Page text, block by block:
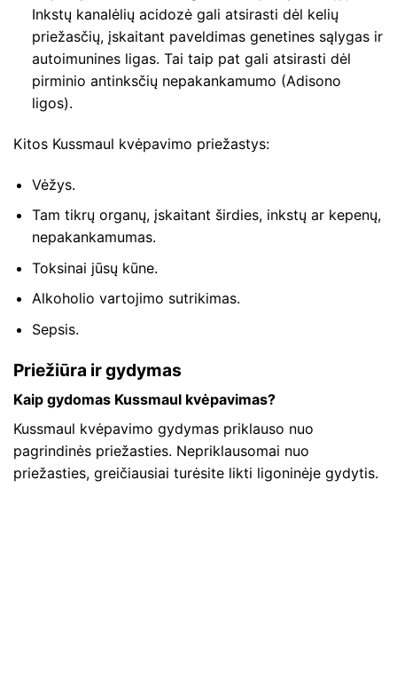
Inkstų kanalėlių acidozė gali atsirasti dėl kelių
priežasčių, įskaitant paveldimas genetines sąlygas ir
autoimunines ligas. Tai taip pat gali atsirasti dėl
pirminio antinksčių nepakankamumo (Adisono
ligos).
Kitos Kussmaul kvėpavimo priežastys:
Vėžys.
Tam tikrų organų, įskaitant širdies, inkstų ar kepenų,
nepakankamumas.
Toksinai jūsų kūne.
Alkoholio vartojimo sutrikimas.
Sepsis.
Priežiūra ir gydymas
Kaip gydomas Kussmaul kvėpavimas?
Kussmaul kvėpavimo gydymas priklauso nuo
pagrindinės priežasties. Nepriklausomai nuo
priežasties, greičiausiai turėsite likti ligoninėje gydytis.